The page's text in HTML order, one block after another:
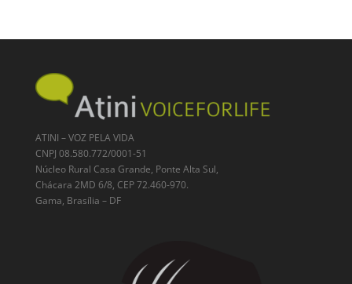
ATINI – VOZ PELA VIDA
CNPJ 08.580.772/0001-51
Núcleo Rural Casa Grande, Ponte Alta Sul,
Chácara 2MD 6/8, CEP 72.460-970.
Gama, Brasília – DF